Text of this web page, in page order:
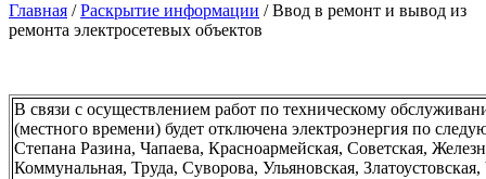
Главная /Раскрытие информации /Ввод в ремонт и вывод из
ремонта электросетевых объектов
В связи с осуществлением работ по техническому
(местного времени) будет отключена электроэнергия по
Степана Разина, Чапаева, Красноармейская, Советская,
Коммунальная, Труда, Суворова, Ульяновская,